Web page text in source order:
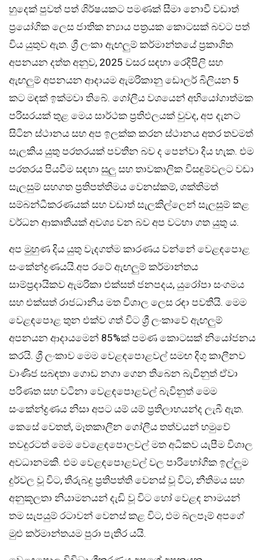
හුදෙක් පුවත් පත් ශිර්ෂයකට පමණක් සීමා නොවී වඩාත්
ප්‍රයෝගික ලෙස ජාතික න්‍යාය පත්‍රයක කොටසක් බවට පත්
විය යුතුව ඇත. ශ්‍රී ලංකා ඇඟලුම් කර්මාන්තයේ ප්‍රකාශිත
අපනයන දත්ත අනුව, 2025 වසර සඳහා රෙදිපිලි සහ
ඇඟලුම් අපනයන ආදායම ඇමරිකානු ඩොලර් බිලියන 5
කට මඳක් ඉක්මවා තිබේ. ගෝලීය වශයෙන් අභියෝගාත්මක
පරිසරයක් තුළ මෙය සාර්ථක ප්‍රතිඵලයක් වුවද, අප දැනට
සිටින ස්ථානය සහ අප ඉලක්ක කරන ස්ථානය අතර තවමත්
සැලකිය යුතු පරතරයක් පවතින බව ද පෙන්වා දිය හැක. එම
පරතරය පියවීම සඳහා සුලු සහ තාවකාලික විසඳුම්වලට වඩා
සැලසුම් සහගත ප්‍රතිපත්තිමය වෙනස්කම්, ශක්තිමත්
සම්බන්ධීකරණයක් සහ වඩාත් සැලකිල්ලෙන් සැලසුම් කළ
වර්ධන ආකෘතියක් අවශ්‍ය වන බව අප වටහා ගත යුතු ය.
අප මුහුණ දිය යුතු වැදගත්ම කාරණය වන්නේ වෙළඳපොළ
සංකේන්ද්‍රණයයි.අප රටේ ඇඟලුම් කර්මාන්තය
සාම්ප්‍රදායිකව ඇමරිකා එක්සත් ජනපදය, යුරෝපා සංගමය
සහ එක්සත් රාජධානිය මත විශාල ලෙස රඳා පවතියි. මෙම
වෙළඳපොළ තුන එක්ව ගත් විට ශ්‍රී ලංකාවේ ඇඟලුම්
අපනයන ආදායමෙන් 85%ක් පමණ කොටසක් නියෝජනය
කරයි. ශ්‍රී ලංකාව මෙම වෙළඳපොළවල් සමඟ දිගු කාලීනව
වාණිජ සබඳතා ගොඩ නගා ගෙන තිබෙන බැවිනුත් ඒවා
පරිණත සහ වටිනා වෙළඳපොළවල් බැවිනුත් මෙම
සංකේන්ද්‍රණය නිසා අපට යම් යම් ප්‍රතිලාභයන්ද ලැබී ඇත.
කෙසේ වෙතත්, මෑතකාලීන ගෝලීය තත්වයන් හමුවේ
තවදුරටත් මෙම වෙළෙඳපොලවල් මත අධිකව යැපීම විශාල
අවධානමකි. එම වෙළඳපොළවල් වල පාරිභෝගික ඉල්ලුම
දුර්වල වූ විට, තීරුබදු ප්‍රතිපත්ති වෙනස් වූ විට, නීතිමය සහ
අනුකූලතා නියාමනයන් දැඩි වූ විට හෝ වෙළඳ නාමයන්
තම සැපයුම් රටාවන් වෙනස් කළ විට, එම බලපෑම් අපගේ
මුළු කර්මාන්තයම පුරා පැතිර යයි.